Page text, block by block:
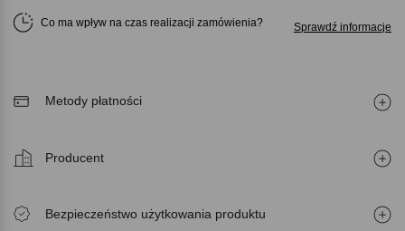
Co ma wpływ na czas realizacji zamówienia Sprawdź informacje
Metody płatności
Producent
Bezpieczeństwo użytkowania produktu